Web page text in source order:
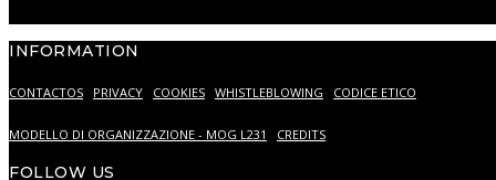
INFORMATION
CONTACTOS PRIVACY COOKIES WHISTLEBLOWING CODICE ETICO
MODELLO DI ORGANIZZAZIONE - MOG L231 CREDITS
FOLLOW US